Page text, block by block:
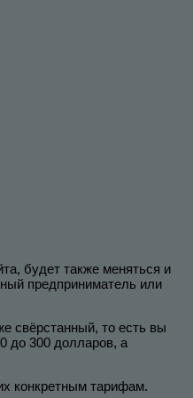
будет также меняться и
предприниматель или
свёрстанный, то есть вы
до 300 долларов, а
конкретным тарифам.